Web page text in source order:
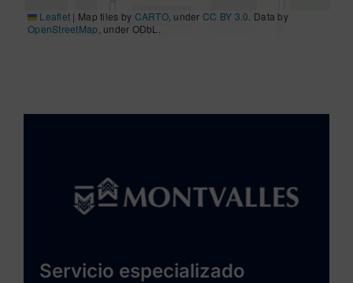
Leaflet | Map tiles by CARTO, underCC BY 3.0 . Data by
OpenStreetMap , under ODbL.
Servicio especializado